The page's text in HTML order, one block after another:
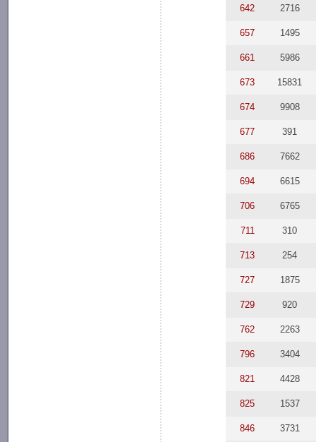
642 2716
657 1495
661 5986
673 15831
674 9908
677 391
686 7662
694 6615
706 6765
711 310
713 254
727 1875
729 920
762 2263
796 3404
821 4428
825 1537
846 3731